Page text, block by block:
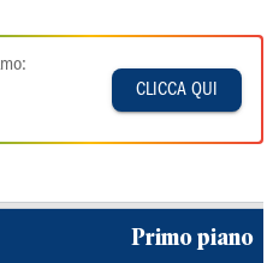
CLICCA QUI
Primo piano